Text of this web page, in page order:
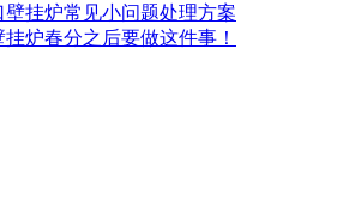
壁挂炉常见小问题处理方案
挂炉春分之后要做这件事！